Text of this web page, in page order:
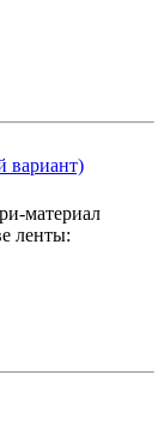
вариант)
материал
ленты: